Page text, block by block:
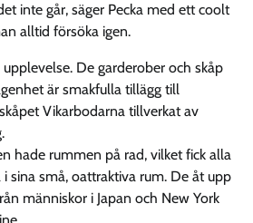
inte går, säger Pecka med ett coolt
alltid försöka igen.
De garderober och skåp
är smakfulla tillägg till
Vikarbodarna tillverkat av
hade rummen på rad, vilket fick alla
sina små, oattraktiva rum. De åt upp
människor i Japan och New York